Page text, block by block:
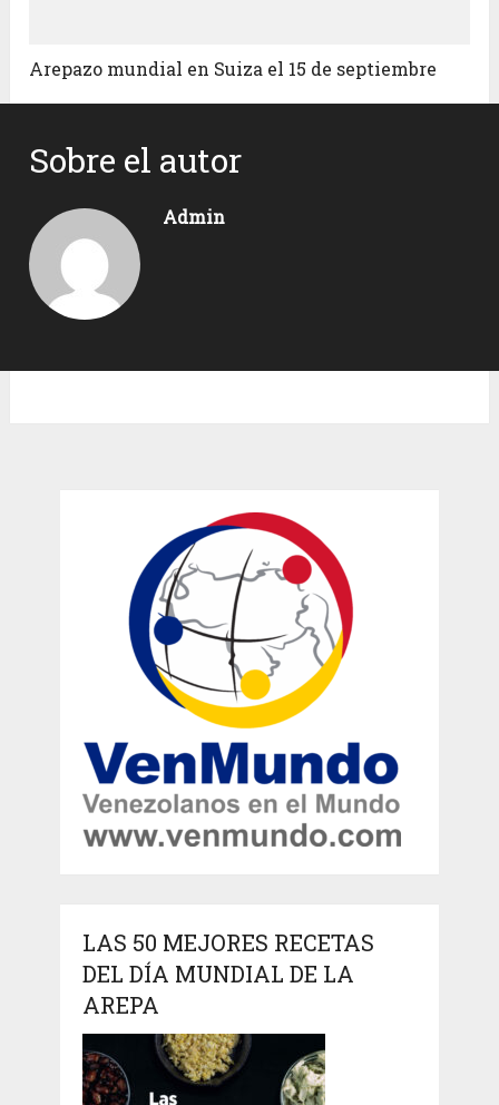
Arepazo mundial en Suiza el 15 de septiembre
Sobre el autor
Admin
LAS 50 MEJORES RECETAS
DEL DÍA MUNDIAL DE LA
AREPA